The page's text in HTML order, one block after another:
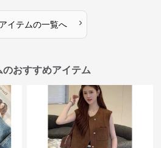
イテムの一覧へ ›
おすすめアイテム